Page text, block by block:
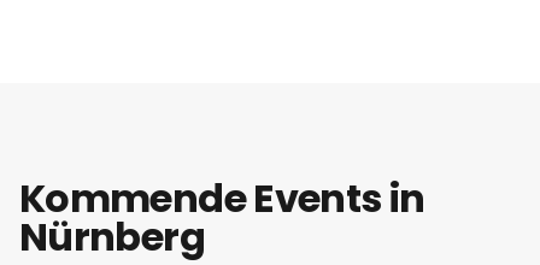
Kommende Events in
Nürnberg